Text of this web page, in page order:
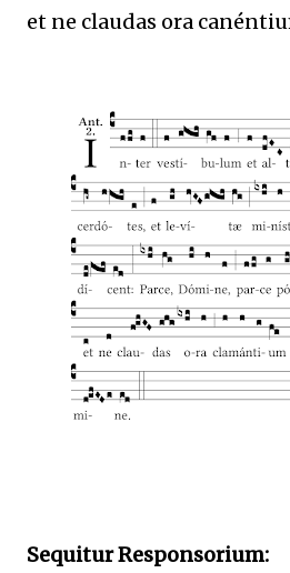
et ne claudas ora
Sequitur Responsorium: